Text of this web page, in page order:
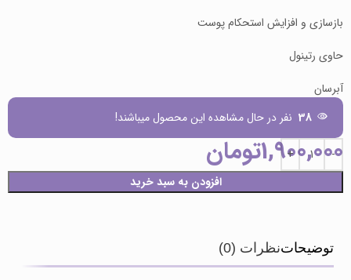
بازسازی و افزایش استحکام پوست
حاوی رتینول
آبرسان
38 نفر در حال مشاهده این محصول میباشند!
1,900,000تومان
افزودن به سبد خرید
توضیحاتنظرات (0)